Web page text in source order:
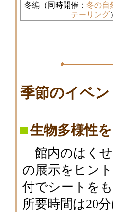
冬編（同時開催：冬の自
テーリング
季節のイベ
生物多様性
館内のはく
の展示をヒン
付でシートを
所要時間は20